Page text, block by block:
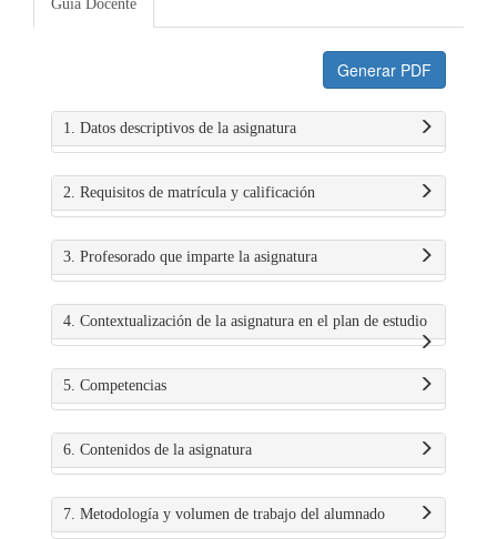
Guía Docente
Generar PDF
1. Datos descriptivos de la asignatura
2. Requisitos de matrícula y calificación
3. Profesorado que imparte la asignatura
4. Contextualización de la asignatura en el plan de estudio
5. Competencias
6. Contenidos de la asignatura
7. Metodología y volumen de trabajo del alumnado